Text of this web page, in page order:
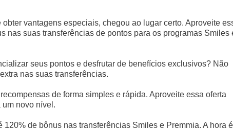
vantagens especiais, chegou ao lugar certo. Aproveite
nas suas transferências de pontos para os programas Smiles
seus pontos e desfrutar de benefícios exclusivos? Não
nas suas transferências.
de forma simples e rápida. Aproveite essa oferta
novo nível.
de bônus nas transferências Smiles e Premmia. A hora é